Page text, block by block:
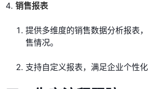
销售报表
提供多维度的销售数据分析报表
售情况。
支持自定义报表，满足企业个性化